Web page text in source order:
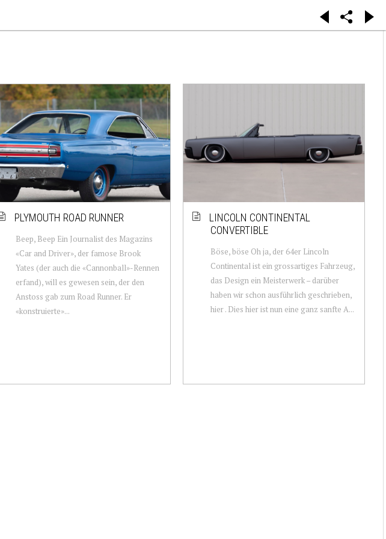
PLYMOUTH ROAD RUNNER
Beep, Beep Ein Journalist des Magazins
«Car and Driver», der famose Brook
Yates (der auch die «Cannonball»-Rennen
erfand), will es gewesen sein, der den
Anstoss gab zum Road Runner. Er
«konstruierte»...
LINCOLN CONTINENTAL
CONVERTIBLE
Böse, böse Oh ja, der 64er Lincoln
Continental ist ein grossartiges Fahrzeug,
das Design ein Meisterwerk – darüber
haben wir schon ausführlich geschrieben,
hier . Dies hier ist nun eine ganz sanfte A...